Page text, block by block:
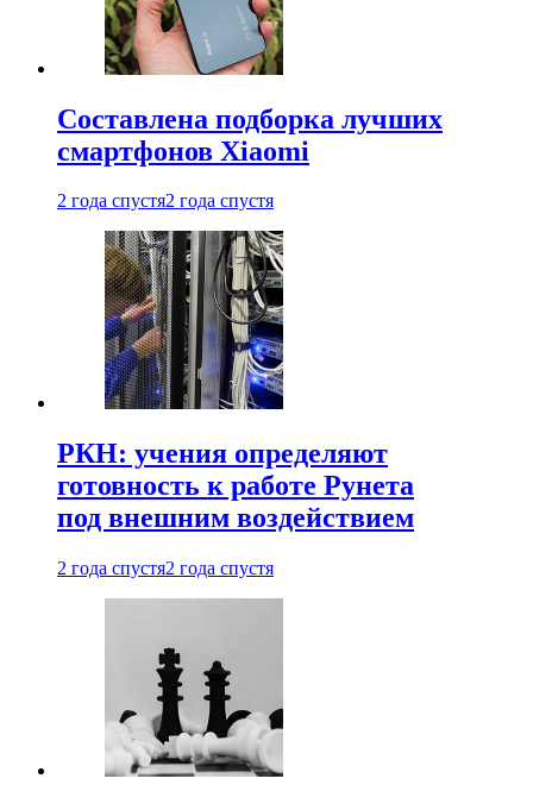
Составлена подборка лучших
смартфонов Xiaomi
2 года спустя2 года спустя
РКН: учения определяют
готовность к работе Рунета
под внешним воздействием
2 года спустя2 года спустя